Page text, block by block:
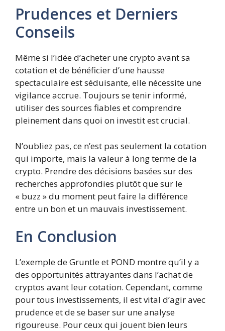
Prudences et Derniers
Conseils
Même si l’idée d’acheter une crypto avant sa
cotation et de bénéficier d’une hausse
spectaculaire est séduisante, elle nécessite une
vigilance accrue. Toujours se tenir informé,
utiliser des sources fiables et comprendre
pleinement dans quoi on investit est crucial.
N’oubliez pas, ce n’est pas seulement la cotation
qui importe, mais la valeur à long terme de la
crypto. Prendre des décisions basées sur des
recherches approfondies plutôt que sur le
« buzz » du moment peut faire la différence
entre un bon et un mauvais investissement.
En Conclusion
L’exemple de Gruntle et POND montre qu’il y a
des opportunités attrayantes dans l’achat de
cryptos avant leur cotation. Cependant, comme
pour tous investissements, il est vital d’agir avec
prudence et de se baser sur une analyse
rigoureuse. Pour ceux qui jouent bien leurs